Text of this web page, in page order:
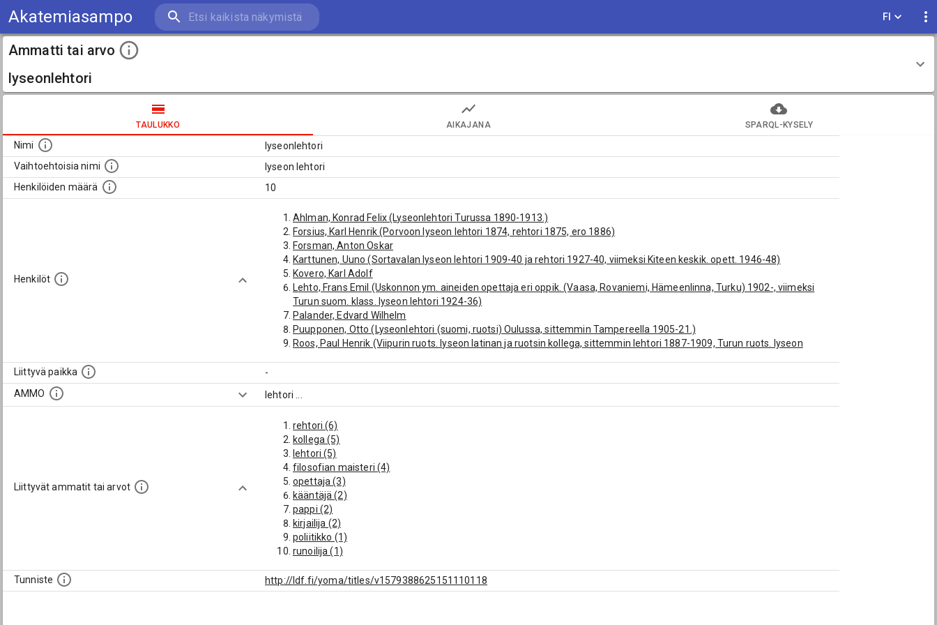
Akatemiasampo FI
Ammatti tai arvo
lyseonlehtori
TAULUKKO AIKAJANA SPARQL-KYSELY
Nimi
lyseonlehtori
Vaihtoehtoisia nimi
lyseon lehtori
Henkilöiden määrä
10
Henkilöt
Ahlman, Konrad Felix (Lyseonlehtori Turussa 1890-1913.)
Forsius, Karl Henrik (Porvoon lyseon lehtori 1874, rehtori 1875, ero 1886)
Forsman, Anton Oskar
Karttunen, Uuno (Sortavalan lyseon lehtori 1909-40 ja rehtori 1927-40, viimeksi Kiteen keskik. opett. 1946-48)
Kovero, Karl Adolf
Lehto, Frans Emil (Uskonnon ym. aineiden opettaja eri oppik. (Vaasa, Rovaniemi, Hämeenlinna, Turku) 1902-, viimeksi
Turun suom. klass. lyseon lehtori 1924-36)
Palander, Edvard Wilhelm
Puupponen, Otto (Lyseonlehtori (suomi, ruotsi) Oulussa, sittemmin Tampereella 1905-21.)
Roos, Paul Henrik (Viipurin ruots. lyseon latinan ja ruotsin kollega, sittemmin lehtori 1887-1909, Turun ruots. lyseon
Liittyvä paikka
-
AMMO
lehtori
Liittyvät ammatit tai arvot
rehtori (6)
kollega (5)
lehtori (5)
filosofian maisteri (4)
opettaja (3)
kääntäjä (2)
pappi (2)
kirjailija (2)
poliitikko (1)
runoilija (1)
Porvoon yläalkeiskoulun rehtori (1)
Tunniste http://ldf.fi/yoma/titles/v1579388625151110118